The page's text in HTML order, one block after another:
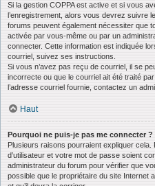
Si la gestion COPPA est active et si vous
l’enregistrement, alors vous devrez suivre
forums peuvent également nécessiter que
activée par vous-même ou par un
connecter. Cette information est indiquée
courriel, suivez ses instructions.
Si vous n’avez pas reçu de courriel, il se
incorrecte ou que le courriel ait été traité
l’adresse courriel fournie, contactez un
Haut
Pourquoi ne puis-je pas me connecter ?
Plusieurs raisons pourraient expliquer
d’utilisateur et votre mot de passe soient
administrateur du forum pour vérifier que
possible que le propriétaire du site Internet